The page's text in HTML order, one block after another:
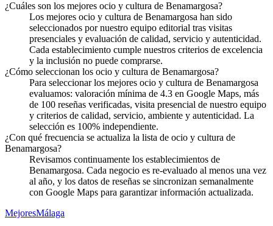
¿Cuáles son los mejores ocio y cultura de Benamargosa?
Los mejores ocio y cultura de Benamargosa han sido
seleccionados por nuestro equipo editorial tras visitas
presenciales y evaluación de calidad, servicio y autenticidad.
Cada establecimiento cumple nuestros criterios de excelencia
y la inclusión no puede comprarse.
¿Cómo seleccionan los ocio y cultura de Benamargosa?
Para seleccionar los mejores ocio y cultura de Benamargosa
evaluamos: valoración mínima de 4.3 en Google Maps, más
de 100 reseñas verificadas, visita presencial de nuestro equipo
y criterios de calidad, servicio, ambiente y autenticidad. La
selección es 100% independiente.
¿Con qué frecuencia se actualiza la lista de ocio y cultura de
Benamargosa?
Revisamos continuamente los establecimientos de
Benamargosa. Cada negocio es re-evaluado al menos una vez
al año, y los datos de reseñas se sincronizan semanalmente
con Google Maps para garantizar información actualizada.
MejoresMálaga